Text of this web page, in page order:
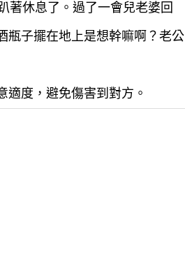
著休息了。過了一會兒老婆回
瓶子擺在地上是想幹嘛啊？老公
度，避免傷害到對方。